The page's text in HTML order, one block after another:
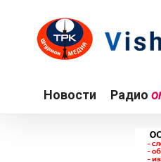
Новости Радио